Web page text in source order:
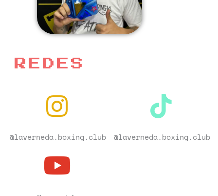
REDES
@laverneda.boxing.club @laverneda.boxing.club